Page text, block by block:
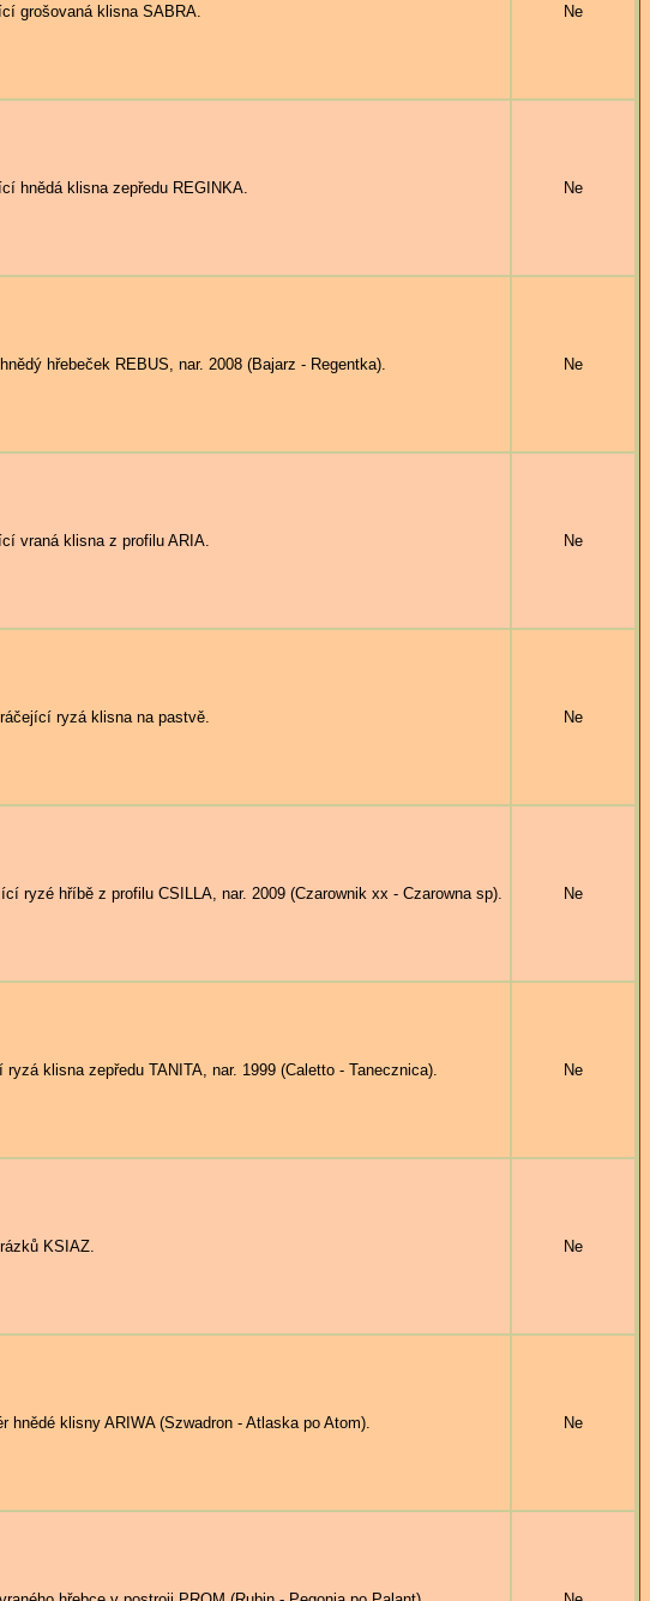
grošovaná klisna SABRA. Ne
hnědá klisna zepředu REGINKA. Ne
hřebeček REBUS, nar. 2008 (Bajarz - Regentka). Ne
vraná klisna z profilu ARIA. Ne
ryzá klisna na pastvě. Ne
ryzé hříbě z profilu CSILLA, nar. 2009 (Czarownik xx - Czarowna sp). Ne
klisna zepředu TANITA, nar. 1999 (Caletto - Tanecznica). Ne
KSIAZ. Ne
hnědé klisny ARIWA (Szwadron - Atlaska po Atom). Ne